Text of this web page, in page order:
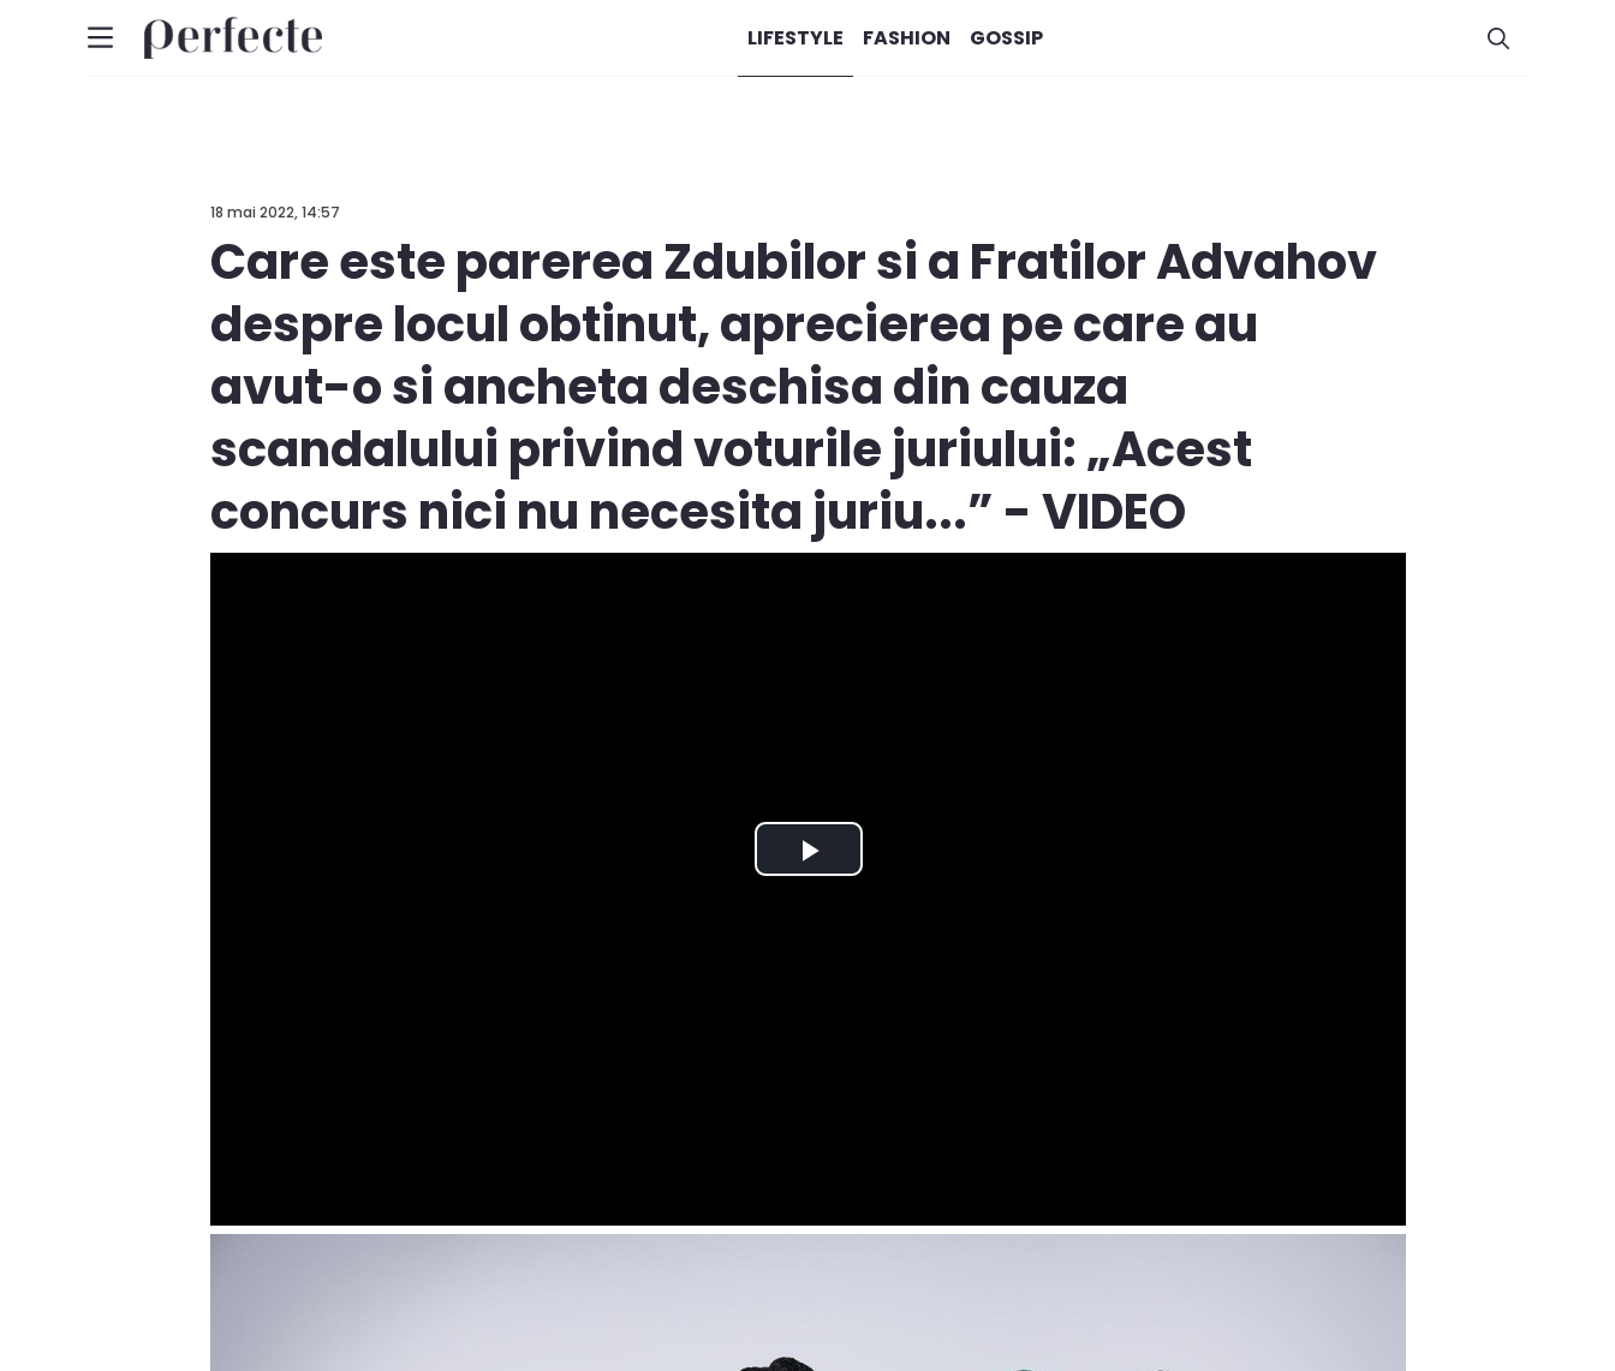
LIFESTYLE FASHION GOSSIP
18 mai 2022, 14:57
Care este parerea Zdubilor si a Fratilor Advahov
despre locul obtinut, aprecierea pe care au
avut-o si ancheta deschisa din cauza
scandalului privind voturile juriului: „Acest
concurs nici nu necesita juriu...” - VIDEO